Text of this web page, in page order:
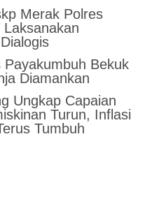
Merak Polres
Bekuk
Diamankan
Ungkap Capaian
Turun, Inflasi
Tumbuh